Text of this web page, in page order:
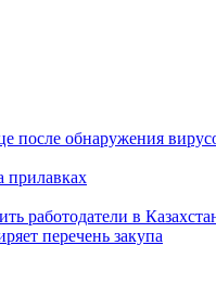
после обнаружения
прилавках
работодатели в
перечень закупа